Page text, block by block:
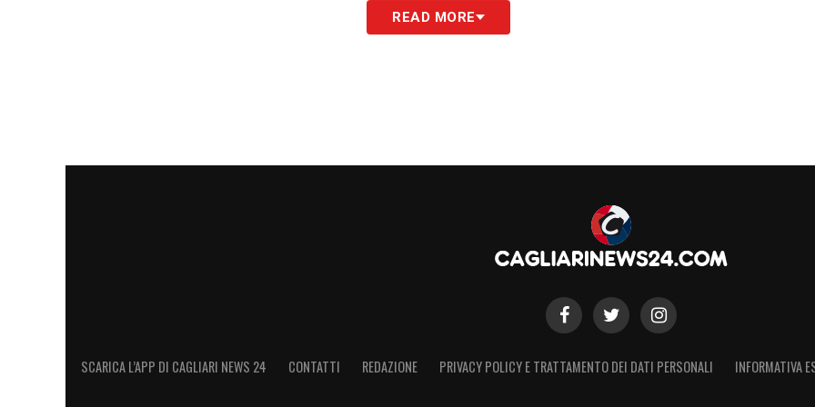
Calciomercato Cagliari, Luvumbo e Cutrone pronti al cambio di maglia:
READ MORE
SCARICA L’APP DI CAGLIARI NEWS 24 CONTATTI REDAZIONE PRIVACY POLICY E TRATTAMENTO DEI DATI PERSONALI INFORMATIVA